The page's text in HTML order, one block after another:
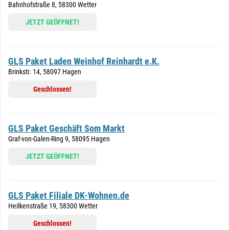
Bahnhofstraße 8, 58300 Wetter
JETZT GEÖFFNET!
GLS Paket Laden Weinhof Reinhardt e.K.
Brinkstr. 14, 58097 Hagen
Geschlossen!
GLS Paket Geschäft Som Markt
Graf-von-Galen-Ring 9, 58095 Hagen
JETZT GEÖFFNET!
GLS Paket Filiale DK-Wohnen.de
Heilkenstraße 19, 58300 Wetter
Geschlossen!